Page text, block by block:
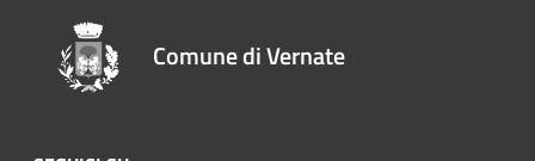
Comune di Vernate